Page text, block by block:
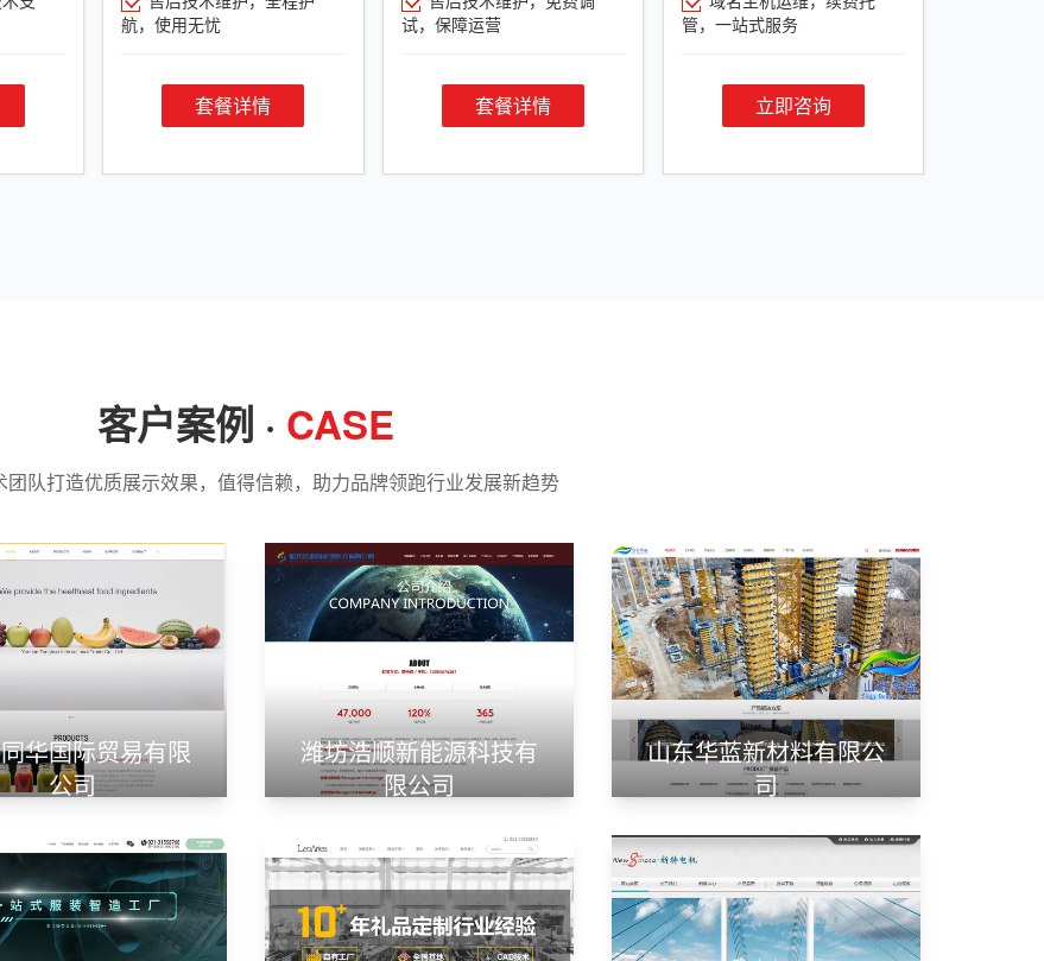
航，使用无忧
套餐详情
试，保障运营
套餐详情
管，一站式服务
立即咨询
客户案例 · CASE
团队打造优质展示效果，值得信赖，助力品牌领跑行业发展新趋势
华国际贸易有限
公司
潍坊浩顺新能源科技有
限公司
山东华蓝新材料有限公
司